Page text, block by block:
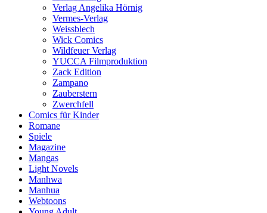
Verlag Angelika Hörnig
Vermes-Verlag
Weissblech
Wick Comics
Wildfeuer Verlag
YUCCA Filmproduktion
Zack Edition
Zampano
Zauberstern
Zwerchfell
Comics für Kinder
Romane
Spiele
Magazine
Mangas
Light Novels
Manhwa
Manhua
Webtoons